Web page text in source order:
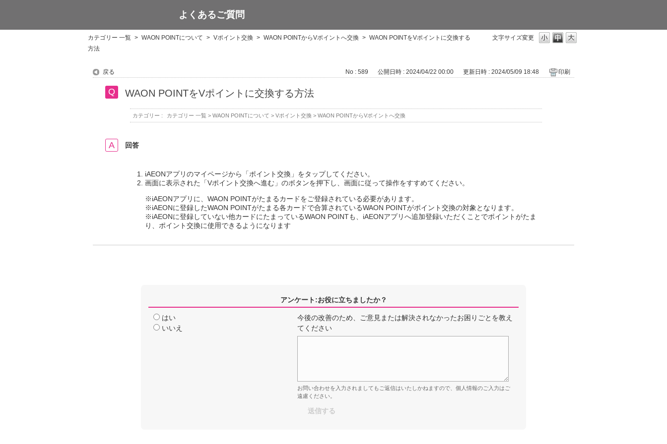
WAON POINT
よくあるご質問
文字サイズ変更
カテゴリー 一覧 > WAON POINTについて > Vポイント交換 > WAON POINTからVポイントへ交換 > WAON POINTをVポイントに交換する
方法
戻る No : 589 公開日時 : 2024/04/22 00:00 更新日時 : 2024/05/09 18:48 印刷
WAON POINTをVポイントに交換する方法
カテゴリー : カテゴリー 一覧 > WAON POINTについて > Vポイント交換 > WAON POINTからVポイントへ交換
回答
iAEONアプリのマイページから「ポイント交換」をタップしてください。
画面に表示された「Vポイント交換へ進む」のボタンを押下し、画面に従って操作をすすめてください。
※iAEONアプリに、WAON POINTがたまるカードをご登録されている必要があります。
※iAEONに登録したWAON POINTがたまる各カードで合算されているWAON POINTがポイント交換の対象となります。
※iAEONに登録していない他カードにたまっているWAON POINTも、iAEONアプリへ追加登録いただくことでポイントがたま
り、ポイント交換に使用できるようになります
アンケート:お役に立ちましたか？
はい
いいえ
今後の改善のため、ご意見または解決されなかったお困りごとを教え
てください
お問い合わせを入力されましてもご返信はいたしかねますので、個人情報のご入力はご
遠慮ください。